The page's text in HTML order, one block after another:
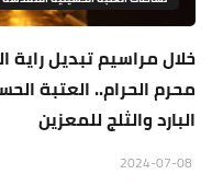
خلال مراسيم تبديل راية
محرم الحرام.. العتبة
البارد والثلج للمعزين